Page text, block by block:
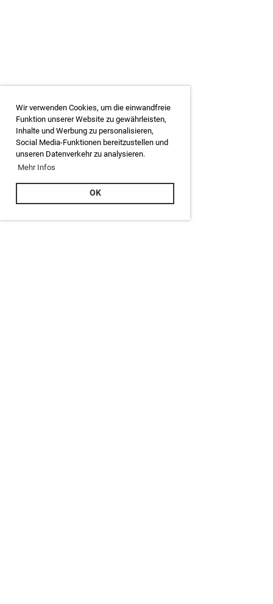
Wir verwenden Cookies, um die einwandfreie
Funktion unserer Website zu gewährleisten,
Inhalte und Werbung zu personalisieren,
Social Media-Funktionen bereitzustellen und
unseren Datenverkehr zu analysieren.
Mehr Infos
OK